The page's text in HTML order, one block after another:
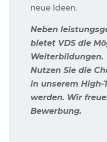
neue Ideen.
Neben
bietet VDS die
Weiterbildungen.
Nutzen Sie die
in unserem High-
werden. Wir
Bewerbung.